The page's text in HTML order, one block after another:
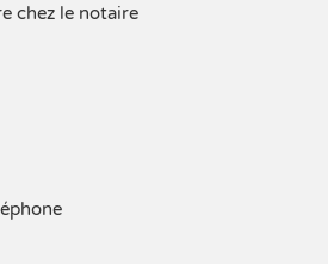
chez le notaire